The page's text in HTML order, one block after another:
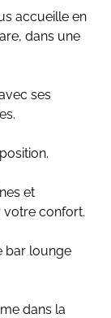
accueille en
dans une
ses
et
votre confort.
bar lounge
dans la